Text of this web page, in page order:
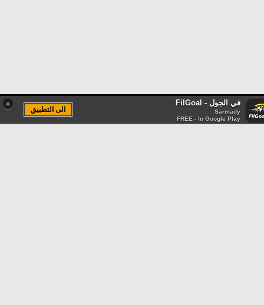
× في الجول - FilGoal
Sarmady
FREE - In Google Play
الى التطبيق